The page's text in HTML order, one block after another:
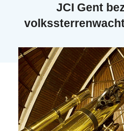
JCI Gent